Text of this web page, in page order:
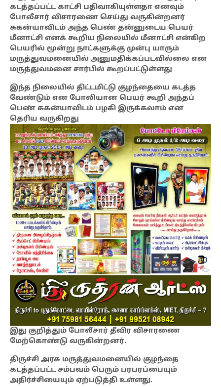
கடத்தப்பட்ட காட்சி பதிவாகியுள்ளதா எனவும்
போலீசார் விசாரணை செய்து வருகின்றனர்
சுகன்யாவிடம் அந்த பெண் தன்னுடைய பெயர்
மீனாட்சி எனக் கூறிய நிலையில் மீனாட்சி என்கிற
பெயரில் மூன்று நாட்களுக்கு முன்பு யாரும்
மருத்துவமனையில் அனுமதிக்கப்படவில்லை என
மருத்துவமனை சார்பில் கூறப்பட்டுள்ளது
இந்த நிலையில் திட்டமிட்டு குழந்தையை கடத்த
வேண்டும் என போலியான பெயர் கூறி அந்தப்
பெண் சுகன்யாவிடம் பழகி இருக்கலாம் என
தெரிய வருகிறது
இது குறித்தும் போலீசார் தீவிர விசாரணை
மேற்கொண்டு வருகின்றனர்.
திருச்சி அரசு மருத்துவமனையில் குழந்தை
கடத்தப்பட்ட சம்பவம் பெரும் பரபரப்பையும்
அதிர்ச்சியையும் ஏற்படுத்தி உள்ளது.